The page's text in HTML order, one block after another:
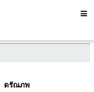
ดรัณภพ